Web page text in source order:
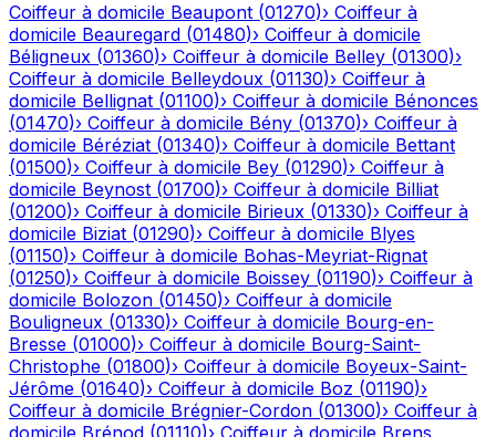
Coiffeur à domicile Beaupont (01270)› Coiffeur à
domicile Beauregard (01480)› Coiffeur à domicile
Béligneux (01360)› Coiffeur à domicile Belley (01300)›
Coiffeur à domicile Belleydoux (01130)› Coiffeur à
domicile Bellignat (01100)› Coiffeur à domicile Bénonces
(01470)› Coiffeur à domicile Bény (01370)› Coiffeur à
domicile Béréziat (01340)› Coiffeur à domicile Bettant
(01500)› Coiffeur à domicile Bey (01290)› Coiffeur à
domicile Beynost (01700)› Coiffeur à domicile Billiat
(01200)› Coiffeur à domicile Birieux (01330)› Coiffeur à
domicile Biziat (01290)› Coiffeur à domicile Blyes
(01150)› Coiffeur à domicile Bohas-Meyriat-Rignat
(01250)› Coiffeur à domicile Boissey (01190)› Coiffeur à
domicile Bolozon (01450)› Coiffeur à domicile
Bouligneux (01330)› Coiffeur à domicile Bourg-en-
Bresse (01000)› Coiffeur à domicile Bourg-Saint-
Christophe (01800)› Coiffeur à domicile Boyeux-Saint-
Jérôme (01640)› Coiffeur à domicile Boz (01190)›
Coiffeur à domicile Brégnier-Cordon (01300)› Coiffeur à